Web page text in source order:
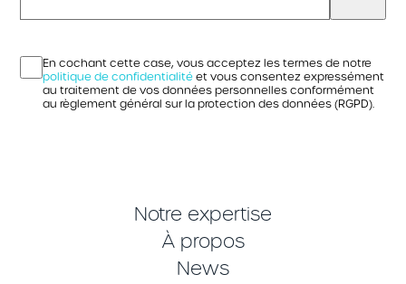
En cochant cette case, vous acceptez les termes de notre
politique de confidentialité et vous consentez expressément
au traitement de vos données personnelles conformément
au règlement général sur la protection des données (RGPD).
Notre expertise
À propos
News